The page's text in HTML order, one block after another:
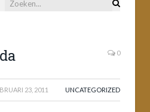
0
23, 2011 UNCATEGORIZED